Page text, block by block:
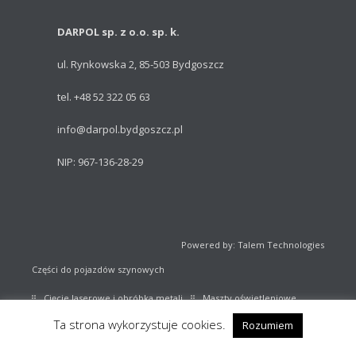
DARPOL sp. z o.o. sp. k.
ul. Rynkowska 2, 85-503 Bydgoszcz
tel. +48 52 322 05 63
info@darpol.bydgoszcz.pl
NIP: 967-136-28-29
Powered by: Talem Technologies
Części do pojazdów szynowych
Cięcie laserowe i obróbka metali Maszty oświetleniowe
Sprzęt sportowy Katalog części kolejowych
Ta strona wykorzystuje cookies. Rozumiem